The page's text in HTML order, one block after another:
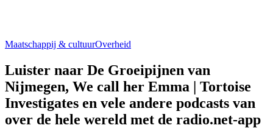
Maatschappij & cultuurOverheid
Luister naar De Groeipijnen van
Nijmegen, We call her Emma | Tortoise
Investigates en vele andere podcasts van
over de hele wereld met de radio.net-app